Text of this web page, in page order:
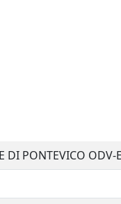
DI PONTEVICO ODV-